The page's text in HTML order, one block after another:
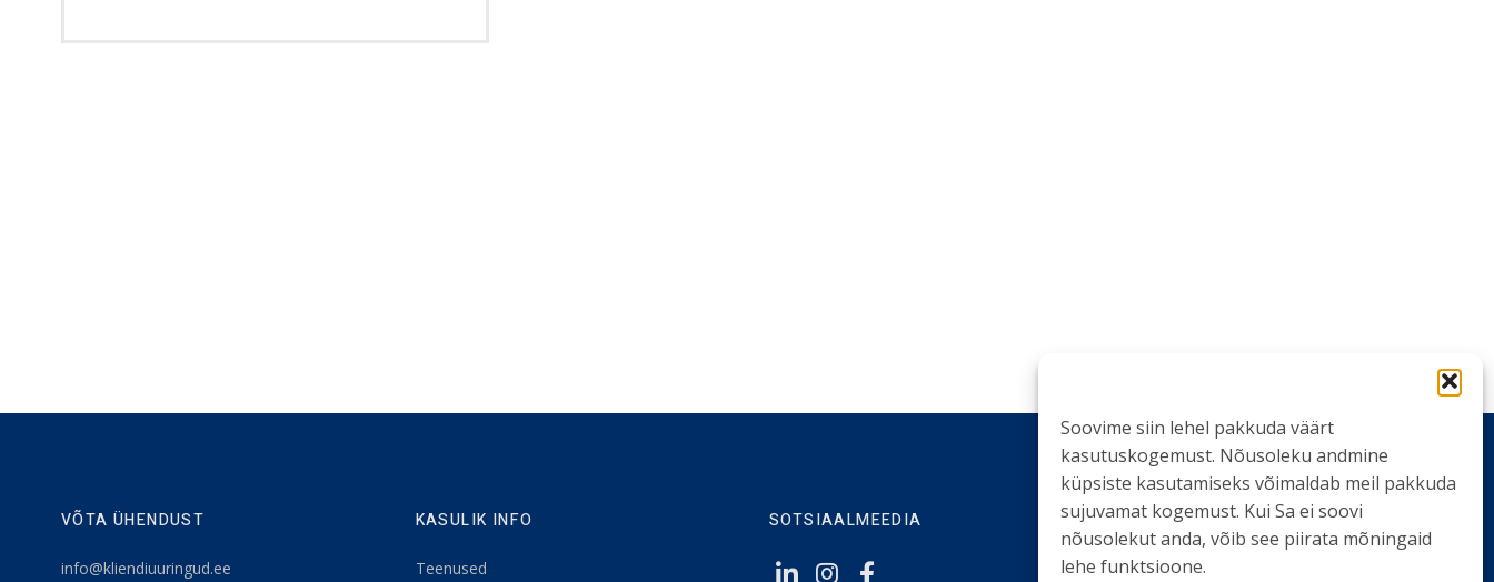
Soovime siin lehel pakkuda väärt
kasutuskogemust. Nõusoleku andmine
küpsiste kasutamiseks võimaldab meil pakkuda
sujuvamat kogemust. Kui Sa ei soovi
nõusolekut anda, võib see piirata mõningaid
lehe funktsioone.
VÕTA ÜHENDUST
info@kliendiuuringud.ee
KASULIK INFO
Teenused
SOTSIAALMEEDIA LIITU UUDISKIRJAGA
Ole kursis meie tegemistega. Peame kinni